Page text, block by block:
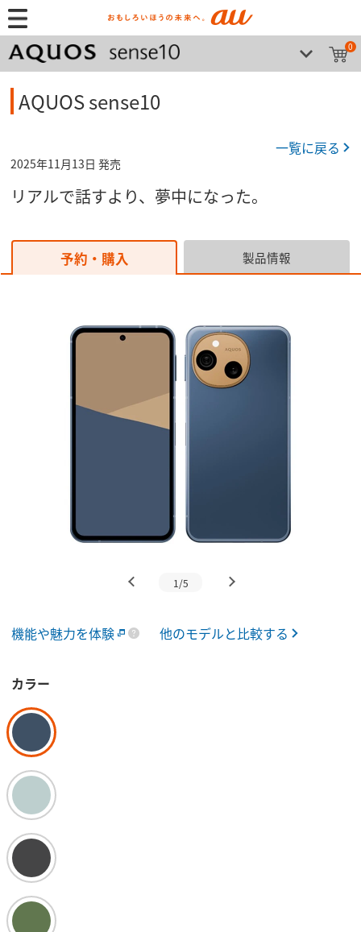
0
AQUOS sense10
一覧に戻る
2025年11月13日 発売
リアルで話すより、夢中になった。
予約・購入 製品情報
1/5
機能や魅力を体験 他のモデルと比較する
カラー